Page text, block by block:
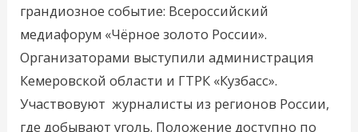
грандиозное событие: Всероссийский
медиафорум «Чёрное золото России».
Организаторами выступили администрация
Кемеровской области и ГТРК «Кузбасс».
Участвовуют журналисты из регионов России,
где добывают уголь. Положение доступно по